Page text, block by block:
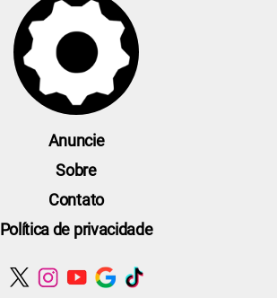
Anuncie
Sobre
Contato
Política de privacidade